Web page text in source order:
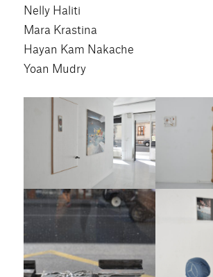
Nelly Haliti
Mara Krastina
Hayan Kam Nakache
Yoan Mudry